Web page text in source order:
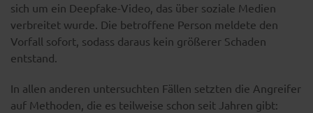
sich um ein Deepfake-Video, das über soziale Medien
verbreitet wurde. Die betroffene Person meldete den
Vorfall sofort, sodass daraus kein größerer Schaden
entstand.
In allen anderen untersuchten Fällen setzten die Angreifer
auf Methoden, die es teilweise schon seit Jahren gibt: